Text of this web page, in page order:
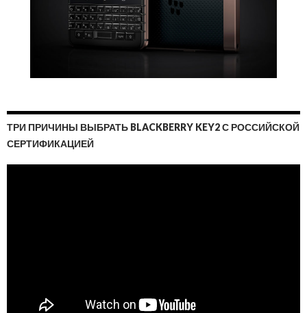
ТРИ ПРИЧИНЫ ВЫБРАТЬ BLACKBERRY KEY2 С РОССИЙСКОЙ
СЕРТИФИКАЦИЕЙ